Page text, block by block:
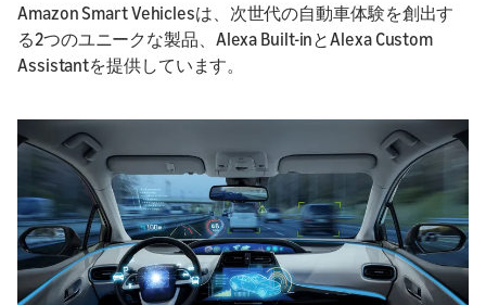
Amazon Smart Vehiclesは、次世代の自動車体験を創出す
る2つのユニークな製品、Alexa Built-inとAlexa Custom
Assistantを提供しています。